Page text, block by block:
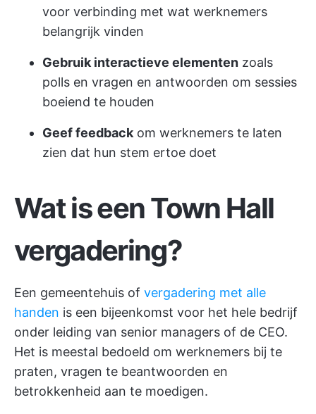
voor verbinding met wat werknemers
belangrijk vinden
Gebruik interactieve elementen zoals
polls en vragen en antwoorden om sessies
boeiend te houden
Geef feedback om werknemers te laten
zien dat hun stem ertoe doet
Wat is een Town Hall
vergadering?
Een gemeentehuis of vergadering met alle
handen is een bijeenkomst voor het hele bedrijf
onder leiding van senior managers of de CEO.
Het is meestal bedoeld om werknemers bij te
praten, vragen te beantwoorden en
betrokkenheid aan te moedigen.